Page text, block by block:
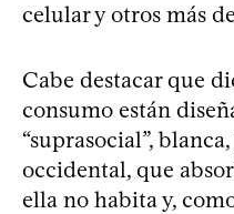
celular y otros más
Cabe destacar que
consumo están
“suprasocial”,
occidental, que
ella no habita y,